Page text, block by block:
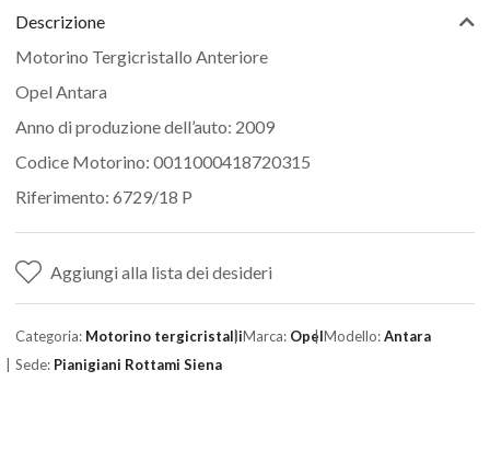
Descrizione
Motorino Tergicristallo Anteriore
Opel Antara
Anno di produzione dell’auto: 2009
Codice Motorino: 0011000418720315
Riferimento: 6729/18 P
Aggiungi alla lista dei desideri
Categoria: Motorino tergicristalliMarca: OpelModello:Antara
Sede: Pianigiani Rottami Siena